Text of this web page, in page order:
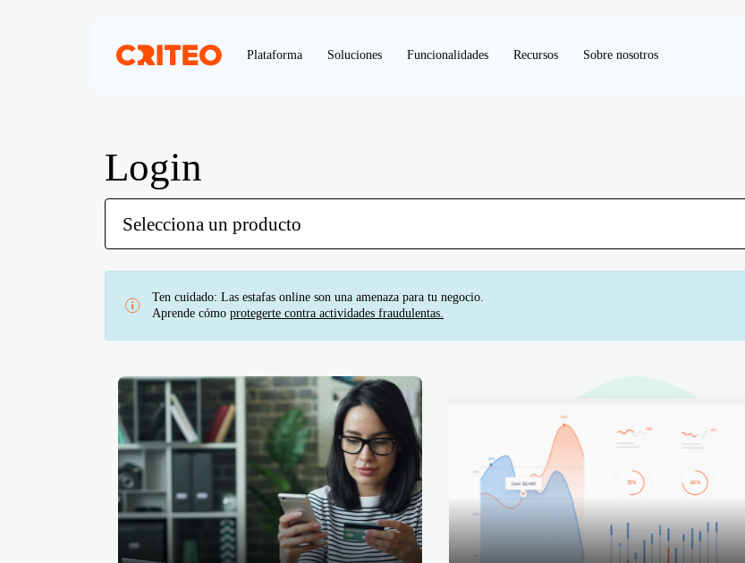
Plataforma Soluciones Funcionalidades Recursos Sobre nosotros
Login
Ten cuidado: Las estafas online son una amenaza para tu negocio.
Aprende cómo protegerte contra actividades fraudulentas.